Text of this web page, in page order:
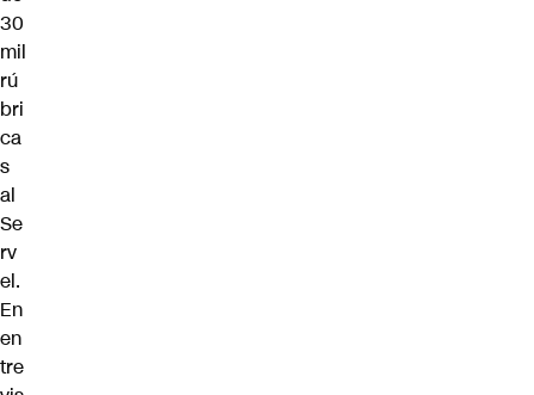
30
mil
rú
bri
ca
s
al
Se
rv
el.
En
en
tre